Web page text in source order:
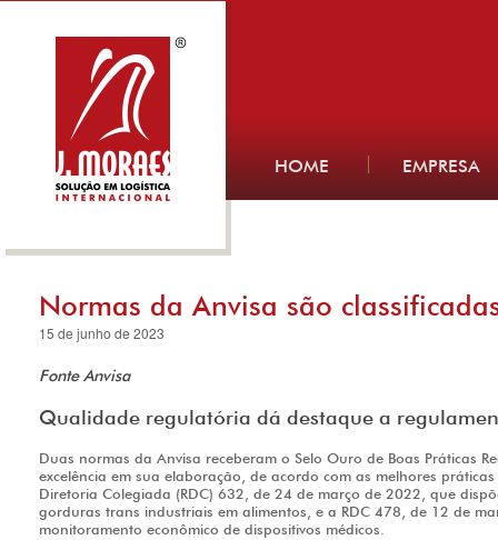
HOME EMPRESA
Normas da Anvisa são
15 de junho de 2023
Fonte Anvisa
Qualidade regulatória dá destaque a
Duas normas da Anvisa receberam o Selo Ouro de Boas Práticas
excelência em sua elaboração, de acordo com as melhores
Diretoria Colegiada (RDC) 632, de 24 de março de 2022, que
gorduras trans industriais em alimentos, e a RDC 478, de 12 de
monitoramento econômico de dispositivos médicos.